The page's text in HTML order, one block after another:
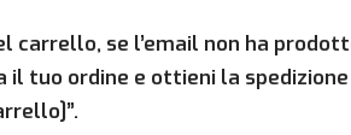
carrello, se l’email non ha
tuo ordine e ottieni la